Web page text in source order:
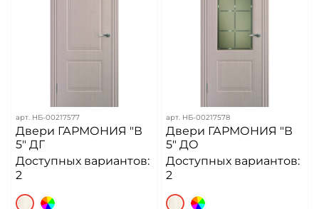
арт. НБ-00217577
Двери ГАРМОНИЯ "В
5" ДГ
Доступных вариантов:
2
арт. НБ-00217578
Двери ГАРМОНИЯ "В
5" ДО
Доступных вариантов:
2